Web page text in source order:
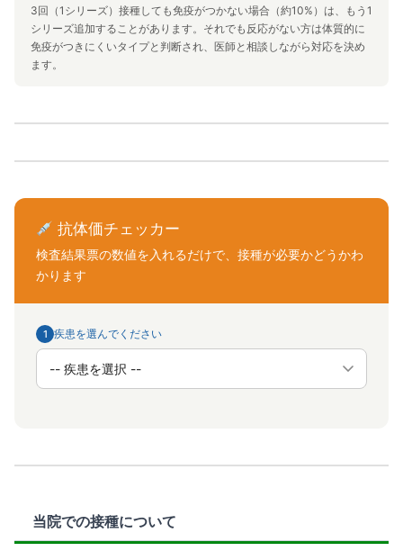
3回（1シリーズ）接種しても免疫がつかない場合（約10%）は、もう1
シリーズ追加することがあります。それでも反応がない方は体質的に
免疫がつきにくいタイプと判断され、医師と相談しながら対応を決め
ます。
抗体価チェッカー
検査結果票の数値を入れるだけで、接種が必要かどうかわ
かります
1 疾患を選んでください
当院での接種について